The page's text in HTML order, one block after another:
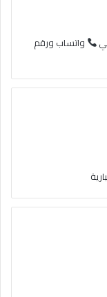
واتساب ورقم